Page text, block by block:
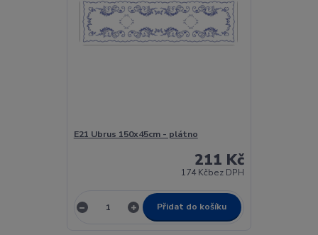
E21 Ubrus 150x45cm - plátno
211 Kč
174 Kčbez DPH
Přidat do košíku